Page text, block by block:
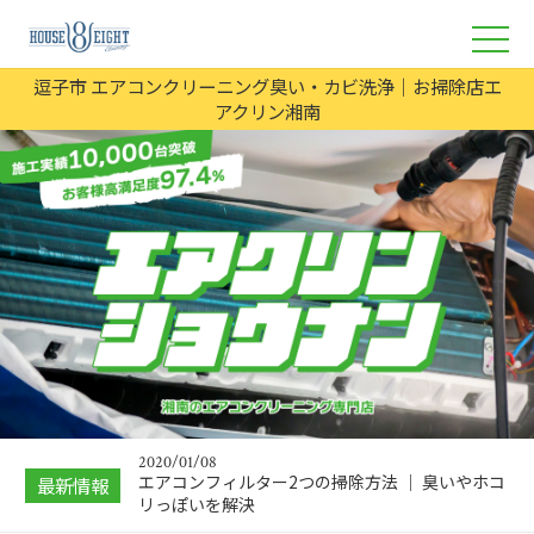
逗子市 エアコンクリーニング臭い・カビ洗浄｜お掃除店エ
アクリン湘南
最新情報
2019/08/23
横浜エアコン洗浄プロに頼む高圧洗浄が必要な理
由
2024/08/07
エアコンクリーニングしないで使うリスクは？カ
ビや臭いの原因
2020/01/08
エアコンフィルター2つの掃除方法 ｜ 臭いやホコ
リっぽいを解決